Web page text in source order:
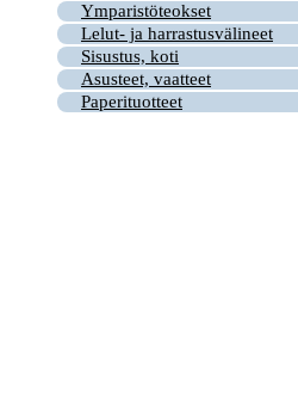
Ymparistöteokset
Lelut- ja harrastusvälineet
Sisustus, koti
Asusteet, vaatteet
Paperituotteet